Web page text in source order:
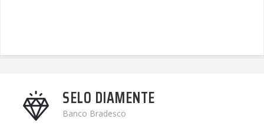
SELO DIAMENTE
Banco Bradesco